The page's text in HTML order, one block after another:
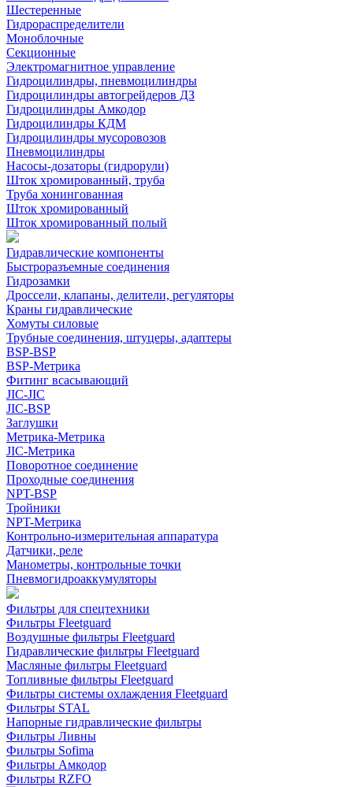
Шестеренные
Гидрораспределители
Моноблочные
Секционные
Электромагнитное управление
Гидроцилиндры, пневмоцилиндры
Гидроцилиндры автогрейдеров ДЗ
Гидроцилиндры Амкодор
Гидроцилиндры КДМ
Гидроцилиндры мусоровозов
Пневмоцилиндры
Насосы-дозаторы (гидрорули)
Шток хромированный, труба
Труба хонингованная
Шток хромированный
Шток хромированный полый
Гидравлические компоненты
Быстроразъемные соединения
Гидрозамки
Дроссели, клапаны, делители, регуляторы
Краны гидравлические
Хомуты силовые
Трубные соединения, штуцеры, адаптеры
BSP-BSP
BSP-Метрика
Фитинг всасывающий
JIC-JIC
JIC-BSP
Заглушки
Метрика-Метрика
JIC-Метрика
Поворотное соединение
Проходные соединения
NPT-BSP
Тройники
NPT-Метрика
Контрольно-измерительная аппаратура
Датчики, реле
Манометры, контрольные точки
Пневмогидроаккумуляторы
Фильтры для спецтехники
Фильтры Fleetguard
Воздушные фильтры Fleetguard
Гидравлические фильтры Fleetguard
Масляные фильтры Fleetguard
Топливные фильтры Fleetguard
Фильтры системы охлаждения Fleetguard
Фильтры STAL
Напорные гидравлические фильтры
Фильтры Ливны
Фильтры Sofima
Фильтры Амкодор
Фильтры RZFO